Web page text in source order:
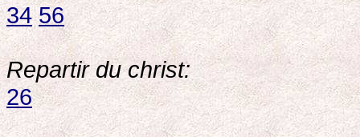
34 56
Repartir du christ:
26